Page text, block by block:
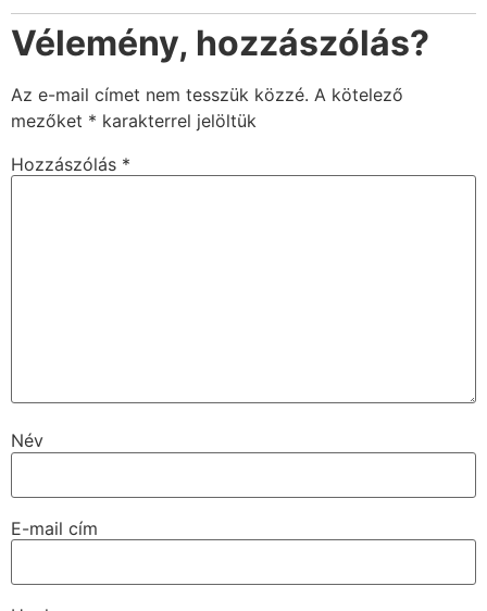
Vélemény, hozzászólás?
Az e-mail címet nem tesszük közzé. A kötelező
mezőket * karakterrel jelöltük
Hozzászólás *
Név
E-mail cím